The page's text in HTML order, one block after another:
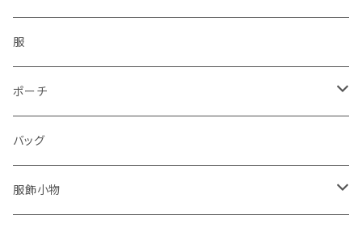
服
ポーチ
パソコンケース
バッグ
服飾小物